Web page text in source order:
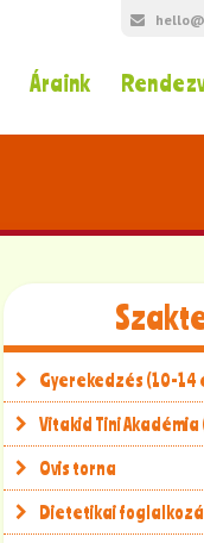
Áraink
Gyerekedzés (10-14
Vitakid Tini
Ovis torna
Dietetikai